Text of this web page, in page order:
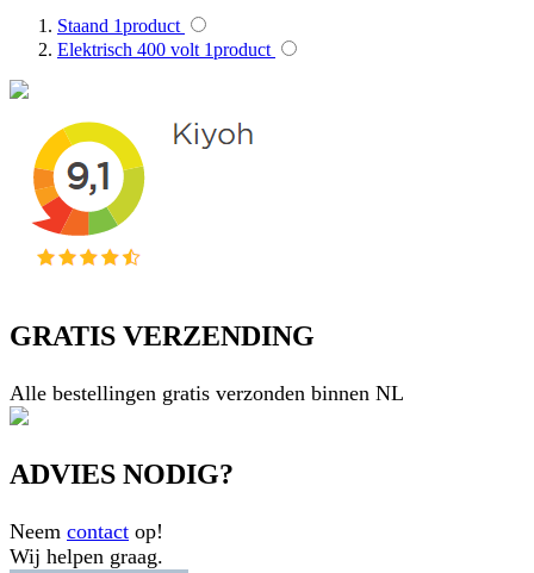
Staand 1product
Elektrisch 400 volt 1product
GRATIS VERZENDING
Alle bestellingen gratis verzonden binnen NL
ADVIES NODIG?
Neem contact op!
Wij helpen graag.